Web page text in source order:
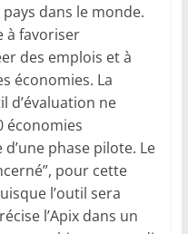
dans le monde.
à favoriser
des emplois et à
économies. La
d’évaluation ne
économies
phase pilote. Le
pour cette
l’outil sera
l’Apix dans un